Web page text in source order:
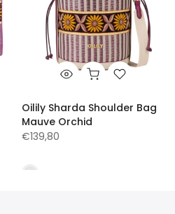
Oilily Sharda Shoulder Bag
Mauve Orchid
€139,80